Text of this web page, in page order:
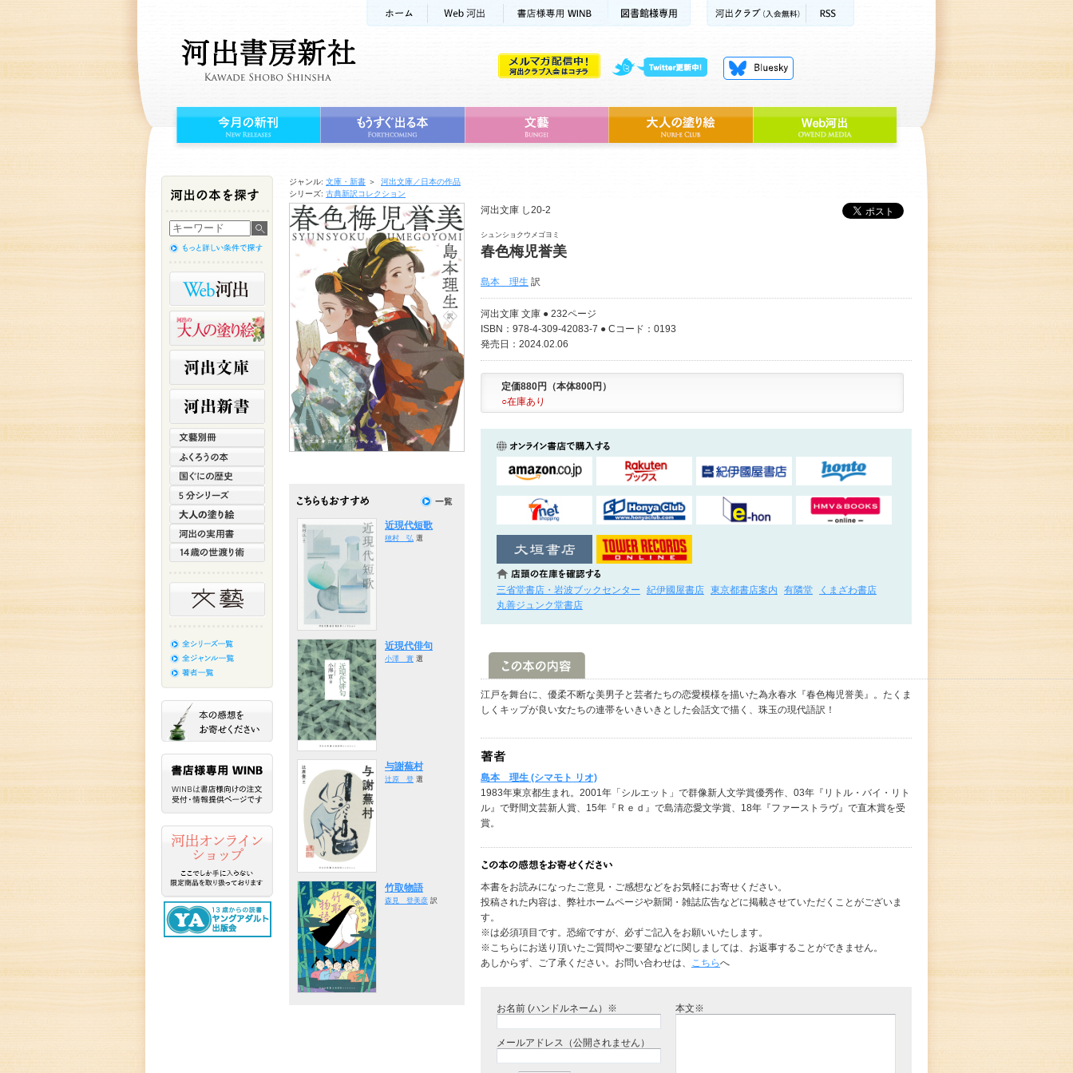
ジャンル: 文庫・新書 ＞
河出文庫／日本の作品
シリーズ: 古典新訳コレクション
河出文庫 し20-2
シュンショクウメゴヨミ
春色梅児誉美
島本 理生 訳
河出文庫 文庫 ● 232ページ
ISBN：978-4-309-42083-7 ● Cコード：0193
発売日：2024.02.06
定価880円（本体800円）
○在庫あり
三省堂書店・岩波ブックセンター 紀伊國屋書店 東京都書店案内 有隣堂
くまざわ書店
丸善ジュンク堂書店
江戸を舞台に、優柔不断な美男子と芸者たちの恋愛模様を描いた為永春水『春色梅児誉美』。たくま
しくキップが良い女たちの連帯をいきいきとした会話文で描く、珠玉の現代語訳！
島本 理生 (シマモト リオ)
1983年東京都生まれ。2001年「シルエット」で群像新人文学賞優秀作、03年『リトル・バイ・リト
ル』で野間文芸新人賞、15年『Ｒｅｄ』で島清恋愛文学賞、18年『ファーストラヴ』で直木賞を受
賞。
本書をお読みになったご意見・ご感想などをお気軽にお寄せください。
投稿された内容は、弊社ホームページや新聞・雑誌広告などに掲載させていただくことがございま
す。
※は必須項目です。恐縮ですが、必ずご記入をお願いいたします。
※こちらにお送り頂いたご質問やご要望などに関しましては、お返事することができません。
あしからず、ご了承ください。お問い合わせは、 こちらへ
お名前 (ハンドルネーム）※
メールアドレス（公開されません）
本文※
近現代短歌
穂村 弘 選
近現代俳句
小澤 實 選
与謝蕪村
辻原 登 選
竹取物語
森見 登美彦 訳